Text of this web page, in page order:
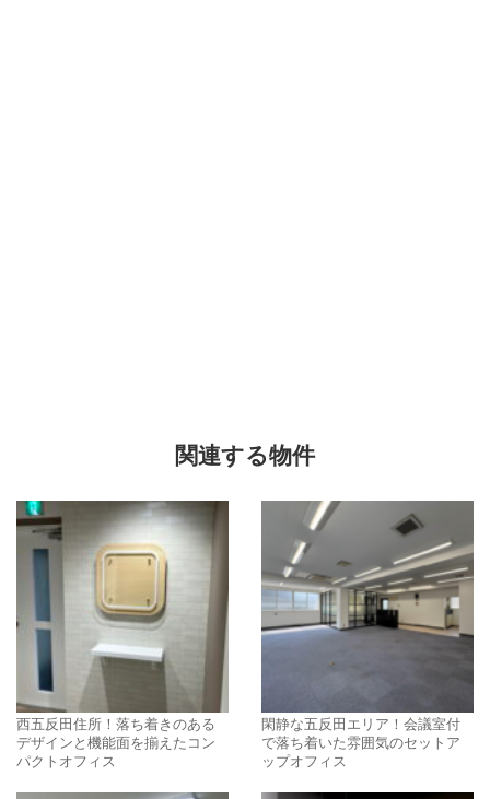
関連する物件
西五反田住所！落ち着きのある
デザインと機能面を揃えたコン
パクトオフィス
閑静な五反田エリア！会議室付
で落ち着いた雰囲気のセットア
ップオフィス